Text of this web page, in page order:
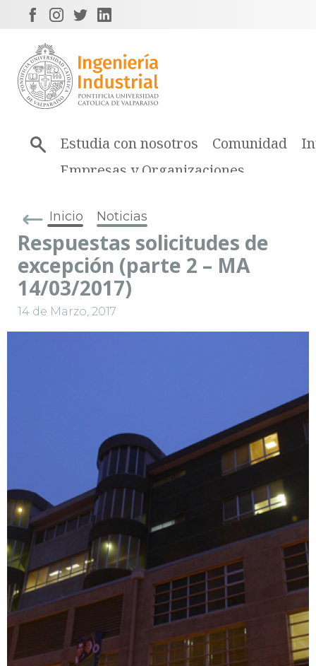
Estudia con nosotros Comunidad
Empresas y Organizaciones
Inicio Noticias
Respuestas solicitudes de
excepción (parte 2 – MA
14/03/2017)
14 de Marzo, 2017